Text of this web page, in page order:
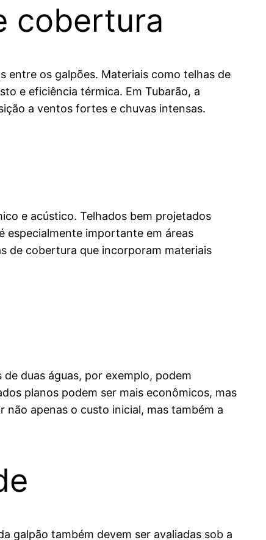
cobertura
entre os galpões. Materiais como telhas de
e eficiência térmica. Em Tubarão, a
a ventos fortes e chuvas intensas.
e acústico. Telhados bem projetados
especialmente importante em áreas
de cobertura que incorporam materiais
duas águas, por exemplo, podem
planos podem ser mais econômicos, mas
não apenas o custo inicial, mas também a
galpão também devem ser avaliadas sob a